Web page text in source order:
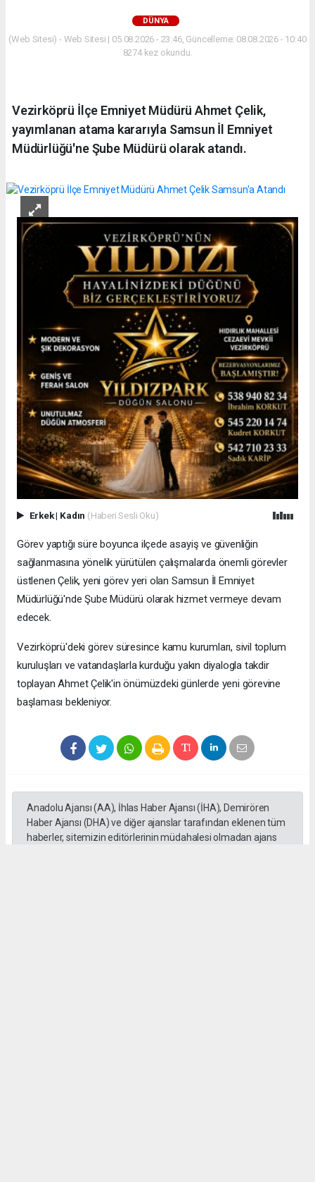
DÜNYA
(Web Sitesi) - Web Sitesi | 05.08.2026 - 23:46, Güncelleme: 08.08.2026 - 10:40
8274 kez okundu.
Vezirköprü İlçe Emniyet Müdürü Ahmet Çelik,
yayımlanan atama kararıyla Samsun İl Emniyet
Müdürlüğü'ne Şube Müdürü olarak atandı.
Erkek| Kadın (Haberi Sesli Oku)
Görev yaptığı süre boyunca ilçede asayiş ve güvenliğin
sağlanmasına yönelik yürütülen çalışmalarda önemli görevler
üstlenen Çelik, yeni görev yeri olan Samsun İl Emniyet
Müdürlüğü'nde Şube Müdürü olarak hizmet vermeye devam
edecek.
Vezirköprü'deki görev süresince kamu kurumları, sivil toplum
kuruluşları ve vatandaşlarla kurduğu yakın diyalogla takdir
toplayan Ahmet Çelik'in önümüzdeki günlerde yeni görevine
başlaması bekleniyor.
Anadolu Ajansı (AA), İhlas Haber Ajansı (İHA), Demirören
Haber Ajansı (DHA) ve diğer ajanslar tarafından eklenen tüm
haberler, sitemizin editörlerinin müdahalesi olmadan ajans